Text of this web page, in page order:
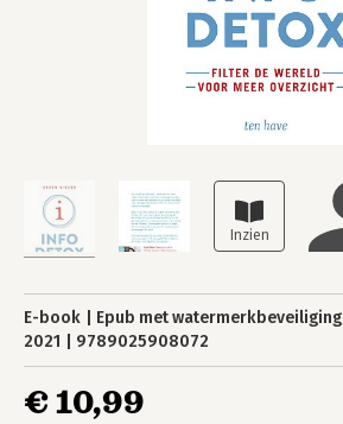
E-book Epub met watermerkbeveiliging
2021
9789025908072
€ 10,99